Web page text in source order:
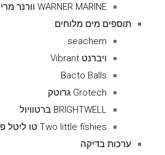
WARNER MARINE וורנר מרין
תוספים מים מלוחים
seachem
ויברנט Vibrant
Bacto Balls
Grotech גרוטק
BRIGHTWELL ברטוויול
Two little fishies טו ליטל פיש
ערכות בדיקה